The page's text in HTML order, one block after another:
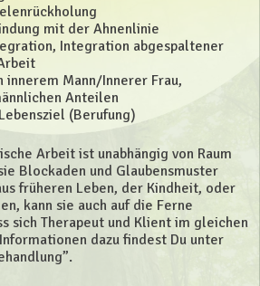
mit der Ahnenlinie
Integration abgespaltener
innerem Mann/Innerer Frau,
Anteilen
(Berufung)
Arbeit ist unabhängig von Raum
Blockaden und Glaubensmuster
früheren Leben, der Kindheit, oder
kann sie auch auf die Ferne
sich Therapeut und Klient im gleichen
dazu findest Du unter